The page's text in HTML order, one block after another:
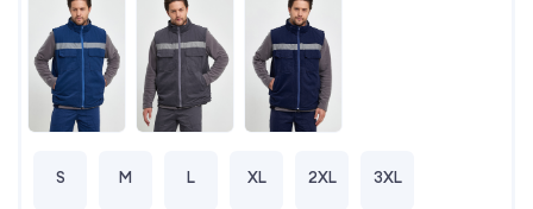
S M L XL 2XL 3XL